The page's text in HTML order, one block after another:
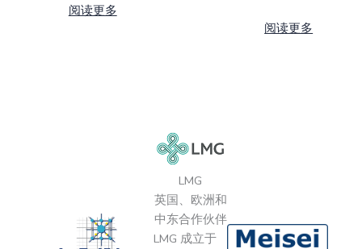
阅读更多
阅读更多
LMG
英国、欧洲和
中东合作伙伴
LMG 成立于